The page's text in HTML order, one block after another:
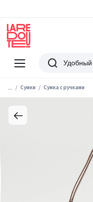
Меню
Redoute
Поиск
... Сумки Сумка с ручками